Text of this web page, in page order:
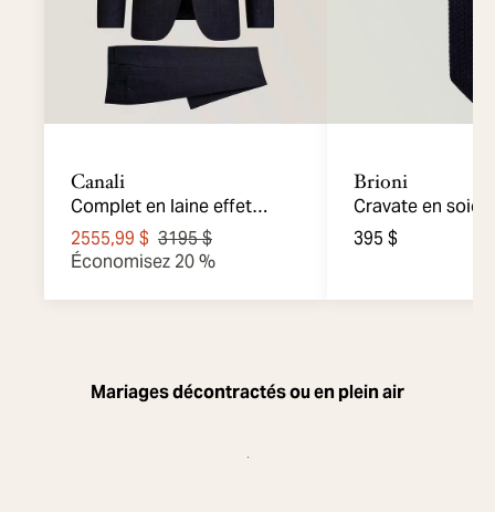
Canali
Complet en laine effet
denim voyage Kei
2555,99 $ 3195 $
Économisez 20 %
Brioni
Cravate en soie
395 $
Mariages décontractés ou en plein air